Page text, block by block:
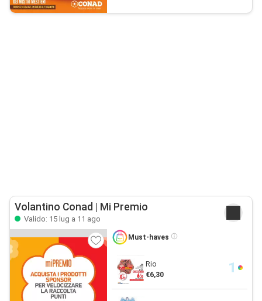
Volantino Conad | Mi Premio
Valido: 15 lug a 11 ago
Must-haves
Rio
€6,30